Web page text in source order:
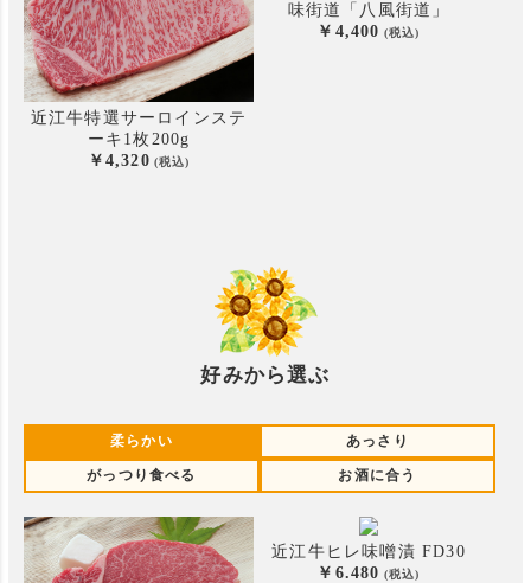
近江牛特選サーロインステ
ーキ 1枚200g
4,320
味街道「八風街道」
4,400
好みから選ぶ
柔らかい あっさり
がっつり食べる お酒に合う
近江牛ヒレ味噌漬 FD30
6.480